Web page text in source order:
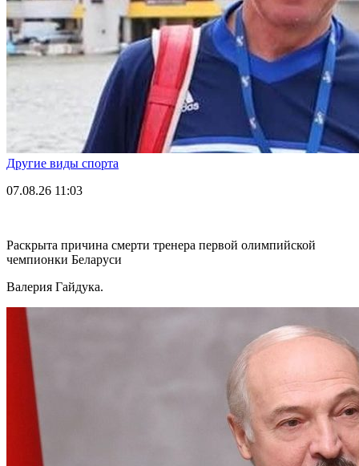
Другие виды спорта
07.08.26 11:03
Раскрыта причина смерти тренера первой олимпийской
чемпионки Беларуси
Валерия Гайдука.